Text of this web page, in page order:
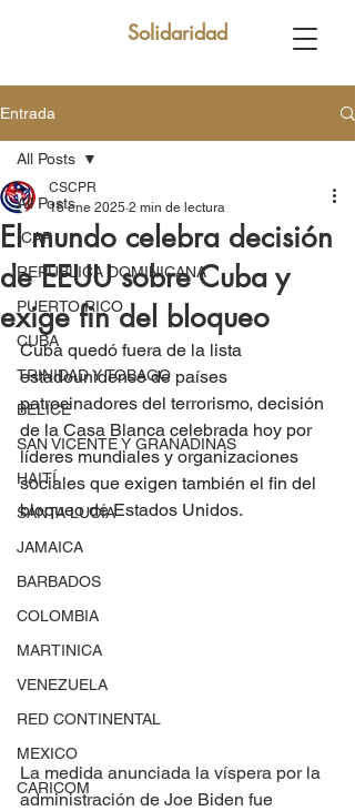
Solidaridad
Entrada
All Posts
ICAP
REPUBLICA DOMINICANA
PUERTO RICO
CUBA
TRINIDAD Y TOBAGO
BELICE
SAN VICENTE Y GRANADINAS
HAITÍ
SANTA LUCÍA
JAMAICA
BARBADOS
COLOMBIA
MARTINICA
VENEZUELA
RED CONTINENTAL
MEXICO
CARICOM
All Posts
El mundo celebra decisión
de EEUU sobre Cuba y
exige fin del bloqueo
CSCPR
16 ene 2025 2 min de lectura
Cuba quedó fuera de la lista
estadounidense de países
patrocinadores del terrorismo, decisión
de la Casa Blanca celebrada hoy por
líderes mundiales y organizaciones
sociales que exigen también el fin del
bloqueo de Estados Unidos.
La medida anunciada la víspera por la
administración de Joe Biden fue